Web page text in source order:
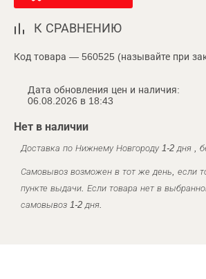
К СРАВНЕНИЮ
Код товара — 560525 (называйте при
Дата обновления цен и наличия:
06.08.2026 в 18:43
Нет в наличии
Доставка по Нижнему Новгороду 1-2 дня ,
Самовывоз возможен в тот же день, если
пункте выдачи. Если товара нет в
самовывоз 1-2 дня.